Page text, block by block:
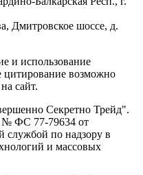
Дмитровское шоссе, д.
и использование
цитирование возможно
сайт.
Секретно Трейд".
№ ФС 77-79634 от
службой по надзору в
и массовых